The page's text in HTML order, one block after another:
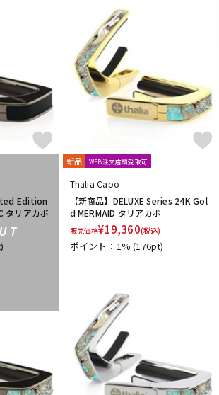
パイパーズ
マハミュージックEHD
レーディング
ヤマハミュージックメディア
音楽之友社
山木秀夫コレクション
青い鳥∞黄い蜂 日本娯楽
名城商会
Alfred
Henle
Boosey And Hawkes
Salabert Durand
Leduc
Billaudot
Marc Reift
Music Bote And Bock
Wizz Pickups
Edition Wilhelm Hansen
Asterope
スティックレコーズ
Cable Cup
Chester Music
Lydke Musikverlag
Ergo Straps
Edition
タリアカポ
新品 WEB注文店頭受取可
Thalia Capo
【新商品】DELUXE Series 24K Gol
d MERMAID タリアカポ
販売価格¥19,360(税込)
ポイント：1%(176pt)